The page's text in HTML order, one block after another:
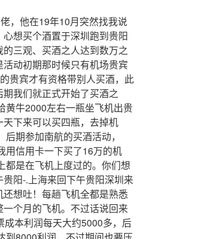
，他在19年10月突然找我说
想买个酒置于深圳跑到贵阳
三观、买酒之人达到数万之
动初期那时候只有机场贵宾
贵宾才有资格带别人买酒，此
我们就正式开始了买酒之
黄牛2000左右一瓶坐飞机出贵
下来可以买四瓶，去掉机
期参加南航的买酒活动，
用信用卡一下买了16万的机
都是在飞机上度过的。你们想
阳-.上海来回下午贵阳深圳来
想吐！每趟飞机全都是熟悉
个月的飞机。不过话说回来
本利润每天大约5000多，后